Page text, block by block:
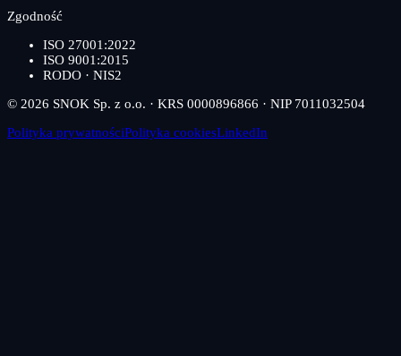
Zgodność
ISO 27001:2022
ISO 9001:2015
RODO · NIS2
© 2026 SNOK Sp. z o.o. · KRS 0000896866 · NIP 7011032504
Polityka prywatnościPolityka cookiesLinkedIn